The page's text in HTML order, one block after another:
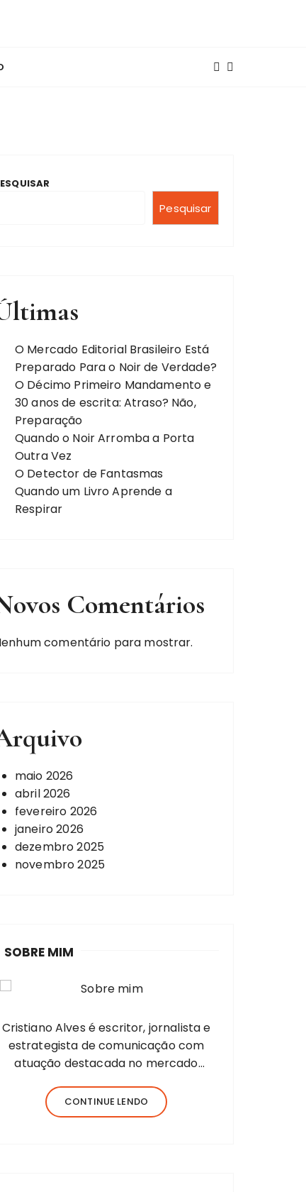
Pesquisar
O Mercado Editorial Brasileiro Está
Preparado Para o Noir de Verdade?
O Décimo Primeiro Mandamento e
30 anos de escrita: Atraso? Não,
Preparação
Quando o Noir Arromba a Porta
Outra Vez
O Detector de Fantasmas
Quando um Livro Aprende a
Respirar
Comentários
comentário para mostrar.
maio 2026
abril 2026
fevereiro 2026
janeiro 2026
dezembro 2025
novembro 2025
SOBRE MIM
Cristiano Alves é escritor, jornalista e
estrategista de comunicação com
atuação destacada no mercado
regional de mídia em Santa Catarina.
Com sólida trajetória na produção de
CONTINUE LENDO